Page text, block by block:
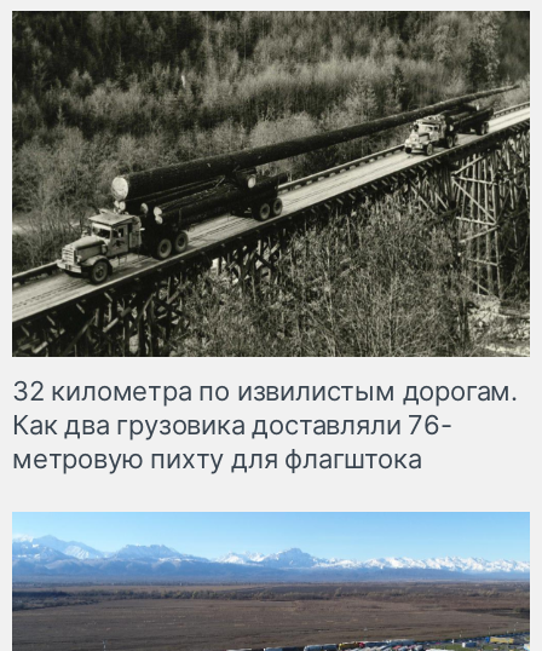
32 километра по извилистым дорогам.
Как два грузовика доставляли 76-
метровую пихту для флагштока